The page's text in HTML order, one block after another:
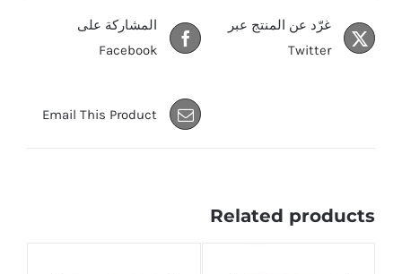
المشاركة على
Facebook
غرّد عن المنتج عبر
Twitter
Email This Product
Related products